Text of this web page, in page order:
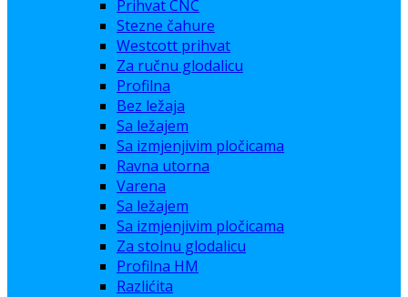
Prihvat CNC
Stezne čahure
Westcott prihvat
Za ručnu glodalicu
Profilna
Bez ležaja
Sa ležajem
Sa izmjenjivim pločicama
Ravna utorna
Varena
Sa ležajem
Sa izmjenjivim pločicama
Za stolnu glodalicu
Profilna HM
Razlićita